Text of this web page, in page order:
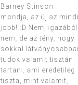
Barney Stinson
mondja, az új az
jobb! :D Nem, igazából
nem, de az tény, hogy
sokkal
tudok valamit tisztán
tartani, ami eredetileg
tiszta, mint valamit,